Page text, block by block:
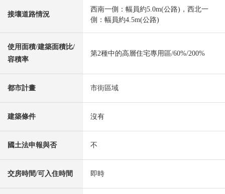
接壤道路情況
西南一側：幅員約5.0m(公路)，西北一
側：幅員約4.5m(公路)
使用面積/建築面積比/
容積率
第2種中的高層住宅專用區/60%/200%
都市計畫 市街區域
建築條件 沒有
國土法申報與否 不
交房時間/可入住時間 即時